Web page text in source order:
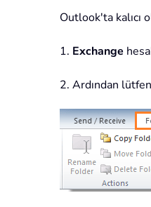
Outlook'ta kalıcı
1. Exchange
2. Ardından lütfen